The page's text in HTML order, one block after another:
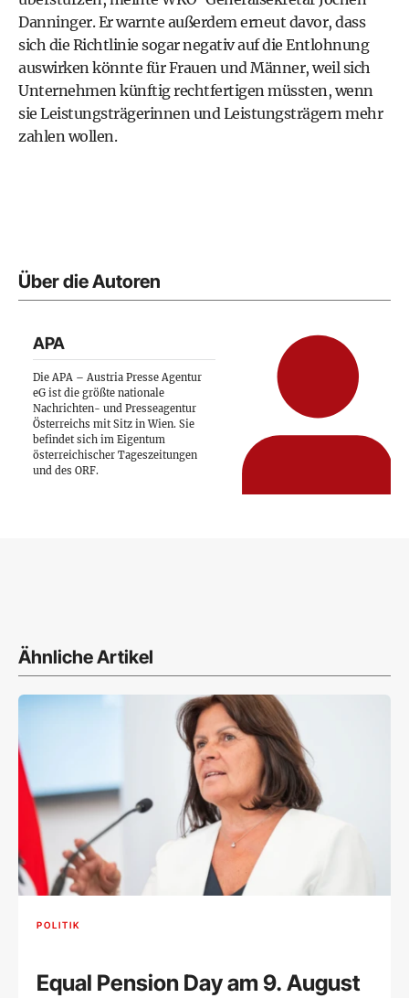
Danninger. Er warnte außerdem erneut davor, dass
sich die Richtlinie sogar negativ auf die Entlohnung
auswirken könnte für Frauen und Männer, weil sich
Unternehmen künftig rechtfertigen müssten, wenn
sie Leistungsträgerinnen und Leistungsträgern mehr
zahlen wollen.
Über die Autoren
APA
Die APA – Austria Presse Agentur
eG ist die größte nationale
Nachrichten- und Presseagentur
Österreichs mit Sitz in Wien. Sie
befindet sich im Eigentum
österreichischer Tageszeitungen
und des ORF.
Ähnliche Artikel
POLITIK
Equal Pension Day am 9. August